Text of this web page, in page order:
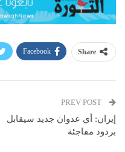
Share
Facebook
إيران: أي عدوان جديد سيقابل
بردود مفاجئة